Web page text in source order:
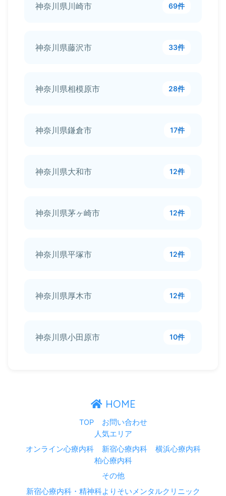
神奈川県川崎市 69件
神奈川県藤沢市 33件
神奈川県相模原市 28件
神奈川県鎌倉市 17件
神奈川県大和市 12件
神奈川県茅ヶ崎市 12件
神奈川県平塚市 12件
神奈川県厚木市 12件
神奈川県小田原市 10件
HOME
TOP
お問い合わせ
人気エリア
オンライン心療内科
新宿心療内科
横浜心療内科
柏心療内科
その他
新宿心療内科・精神科よりそいメンタルクリニック